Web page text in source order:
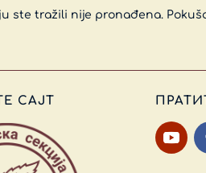
ste tražili nije pronađena.
САЈТ